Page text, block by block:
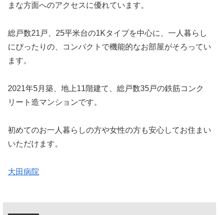
まな方面へのアクセスに優れています。
総戸数21戸、25平米台の1Kタイプを中心に、一人暮らし
にぴったりの、コンパクトで機能的なお部屋がそろってい
ます。
2021年5月築、地上11階建て、総戸数35戸の鉄筋コンク
リート造マンションです。
初めてのお一人暮らしの方や女性の方も安心してお住まい
いただけます。
大田病院